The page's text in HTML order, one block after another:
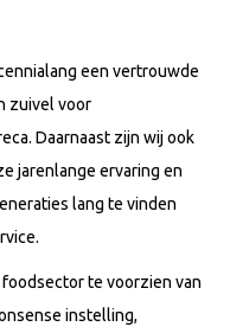
een vertrouwde
zuivel voor
Daarnaast zijn wij ook
jarenlange ervaring en
lang te vinden
te voorzien van
instelling,